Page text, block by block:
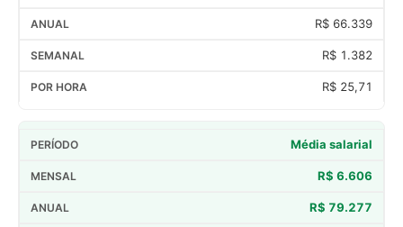
R$ 66.339
R$ 1.382
R$ 25,71
Média salarial
R$ 6.606
R$ 79.277